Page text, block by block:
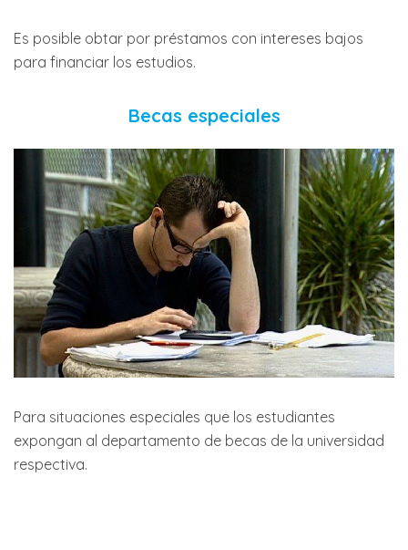
Es posible obtar por préstamos con intereses bajos
para financiar los estudios.
Becas especiales
Para situaciones especiales que los estudiantes
expongan al departamento de becas de la universidad
respectiva.